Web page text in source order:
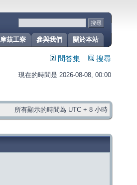
關於本站
參與我們
摩茲工寮
問答集 搜尋
現在的時間是 2026-08-08, 00:00
所有顯示的時間為 UTC + 8 小時